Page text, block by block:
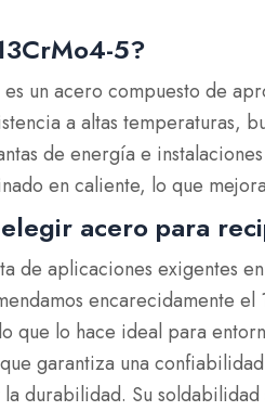
5?
un acero compuesto de
a altas temperaturas,
de energía e
en caliente, lo que
acero para
de aplicaciones exigentes
encarecidamente
que lo hace ideal para
garantiza una
durabilidad. Su